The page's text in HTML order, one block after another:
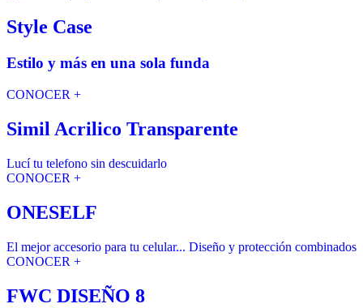
Style Case
Estilo y más en una sola funda
CONOCER +
Simil Acrilico Transparente
Lucí tu telefono sin descuidarlo
CONOCER +
ONESELF
El mejor accesorio para tu celular... Diseño y protección combinados
CONOCER +
FWC DISEÑO 8